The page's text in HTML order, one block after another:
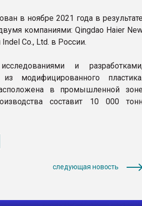
в ноябре 2021 года в
компаниями: Qingdao Haier
Co., Ltd. в России.
и
модифицированного пластика.
в промышленной
составит 10 000
следующая новость